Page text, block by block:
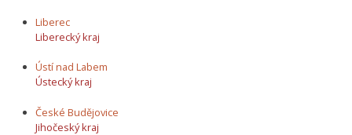
Liberec
Liberecký kraj
Ústí nad Labem
Ústecký kraj
České Budějovice
Jihočeský kraj